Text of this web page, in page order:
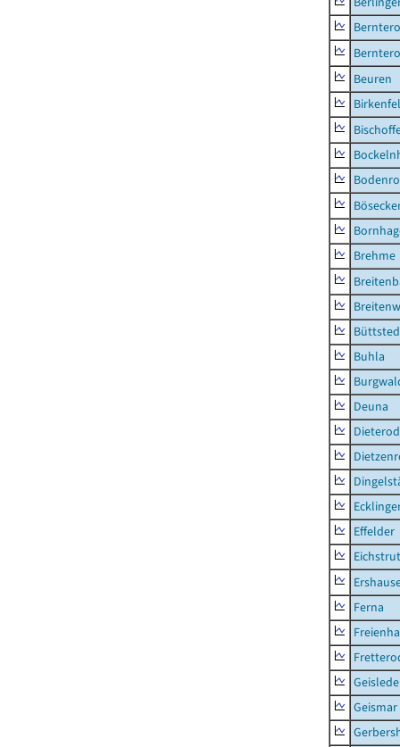
Beuren
Brehme
Buhla
Deuna
Effelder
Ferna
Geismar